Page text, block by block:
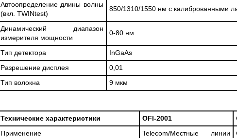
Автоопределение длины волны
(вкл. TWINtest)
850/1310/1550 нм с калиброванными
Динамический диапазон
измерителя мощности
0-80 нм
Тип детектора
InGaAs
Разрешение дисплея
0,01
Тип волокна
9 мкм
Технические характеристики OFI-2001
Применение
Telecom/Местные линии